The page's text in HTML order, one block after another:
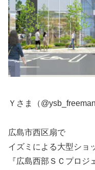
Ｙさま（
広島市西区扇で
イズミによる大型ショ
『広島西部ＳＣプロジ